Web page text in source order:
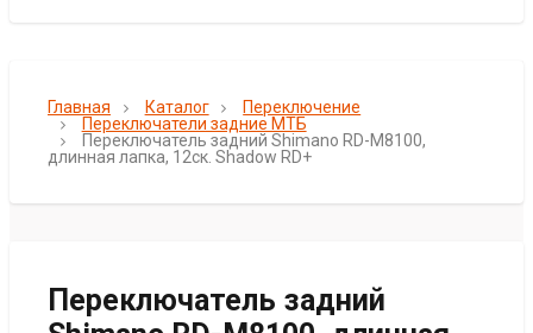
Главная Каталог
Переключение
Переключатели задние МТБ
Переключатель задний Shimano RD-M8100,
длинная лапка, 12ск. Shadow RD+
Переключатель задний